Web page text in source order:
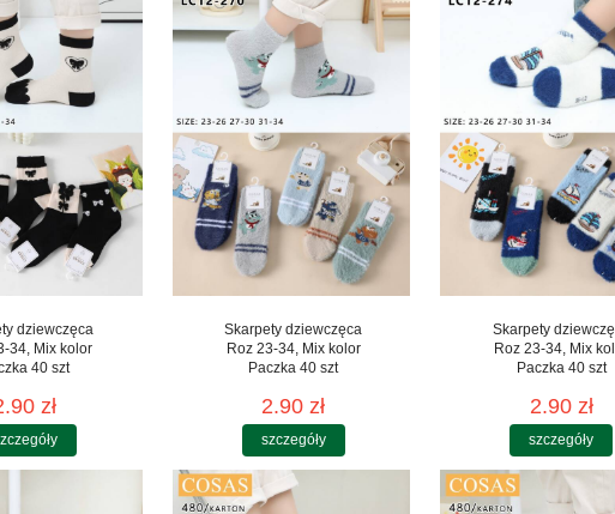
dziewczęca
34, Mix kolor
40 szt
zł
Skarpety dziewczęca
Roz 23-34, Mix kolor
Paczka 40 szt
2.90 zł
szczegóły
Skarpety
Roz 23-34, Mix
Paczka 40 szt
2.90 zł
szczegóły